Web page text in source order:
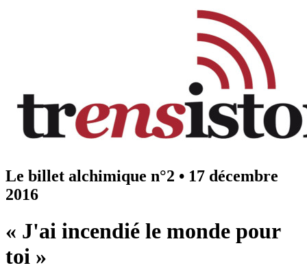
Le billet alchimique n°2 • 17 décembre
2016
« J'ai incendié le monde pour
toi »